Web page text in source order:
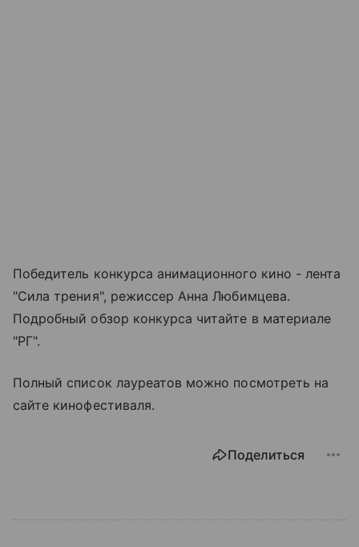
Победитель конкурса анимационного кино - лента
"Сила трения", режиссер Анна Любимцева.
Подробный обзор конкурса читайте в материале
"РГ".
Полный список лауреатов можно посмотреть на
сайте кинофестиваля.
Поделиться